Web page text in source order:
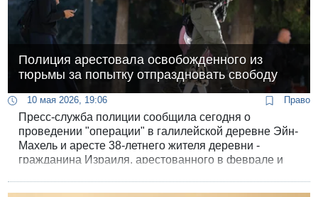
Полиция арестовала освобожденного из
тюрьмы за попытку отпраздновать свободу
10 мая 2026, 19:06 Право
Пресс-служба полиции сообщила сегодня о
проведении "операции" в галилейской деревне Эйн-
Махель и аресте 38-летнего жителя деревни -
гражданина Израиля, арестованного в феврале и